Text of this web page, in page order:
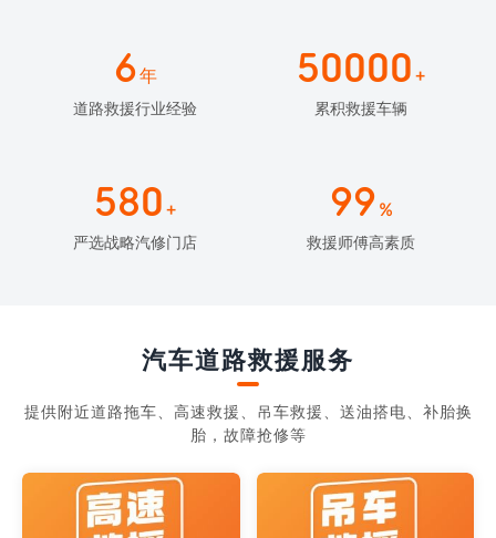
6年
道路救援行业经验
50000 +
累积救援车辆
580 +
严选战略汽修门店
99 %
救援师傅高素质
汽车道路救援服务
提供附近道路拖车、高速救援、吊车救援、送油搭电、补胎换
胎，故障抢修等